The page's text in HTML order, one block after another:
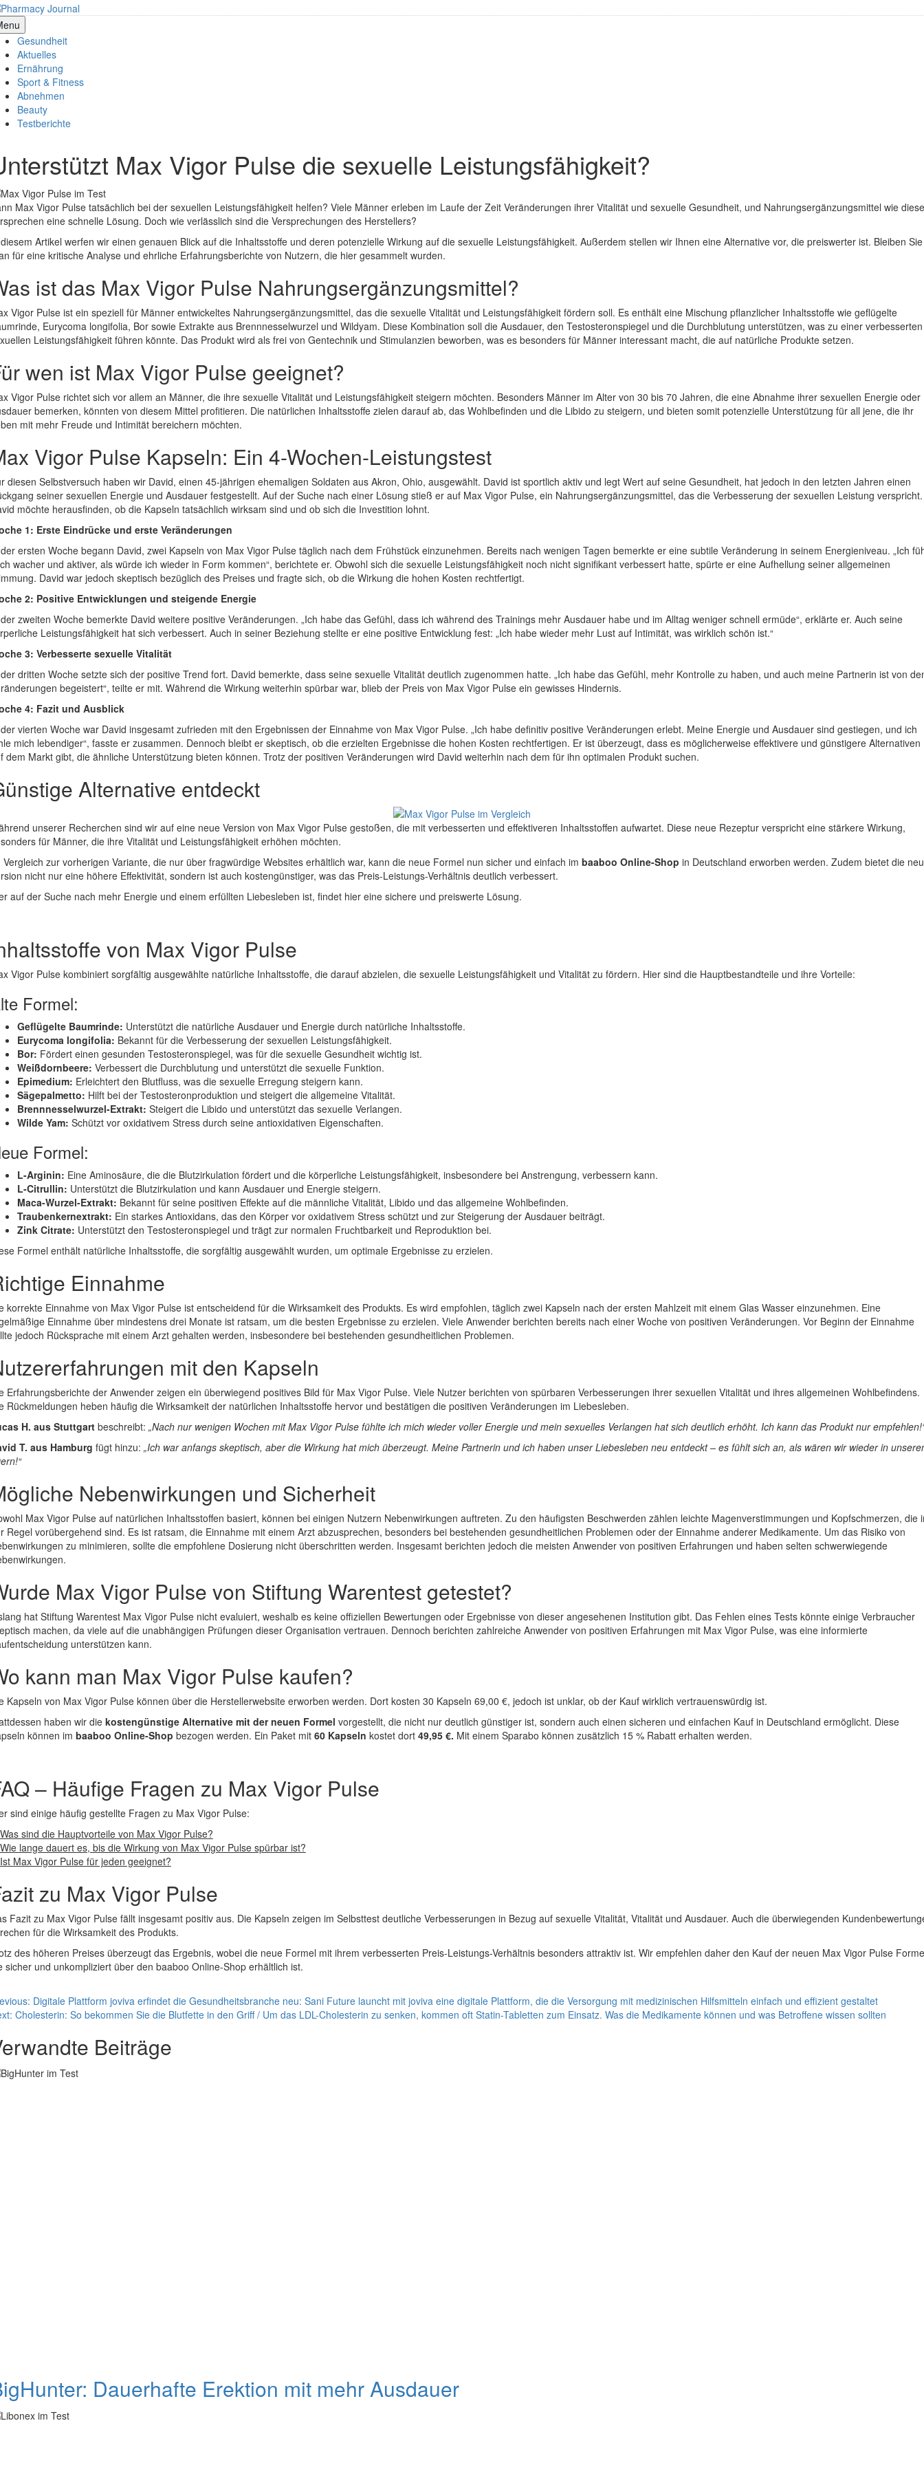
Skip
to
content
Journal
Gesundheit
Aktuelles
Ernährung
Sport & Fitness
Abnehmen
Beauty
Testberichte
Max Vigor Pulse die sexuelle Leistungsfähigkeit?
Max Vigor Pulse tatsächlich bei der sexuellen Leistungsfähigkeit helfen? Viele Männer erleben im Laufe der Zeit Veränderungen ihrer Vitalität und sexuelle Gesundheit, und Nahrungsergänzungsmittel wie
eine schnelle Lösung. Doch wie verlässlich sind die Versprechungen des Herstellers?
Artikel werfen wir einen genauen Blick auf die Inhaltsstoffe und deren potenzielle Wirkung auf die sexuelle Leistungsfähigkeit. Außerdem stellen wir Ihnen eine Alternative vor, die preiswerter ist. Bleiben Sie
für eine kritische Analyse und ehrliche Erfahrungsberichte von Nutzern, die hier gesammelt wurden.
ist das Max Vigor Pulse Nahrungsergänzungsmittel?
Vigor Pulse ist ein speziell für Männer entwickeltes Nahrungsergänzungsmittel, das die sexuelle Vitalität und Leistungsfähigkeit fördern soll. Es enthält eine Mischung pflanzlicher Inhaltsstoffe wie geflügelte
Eurycoma longifolia, Bor sowie Extrakte aus Brennnesselwurzel und Wildyam. Diese Kombination soll die Ausdauer, den Testosteronspiegel und die Durchblutung unterstützen, was zu einer verbesserten
Leistungsfähigkeit führen könnte. Das Produkt wird als frei von Gentechnik und Stimulanzien beworben, was es besonders für Männer interessant macht, die auf natürliche Produkte setzen.
wen ist Max Vigor Pulse geeignet?
Vigor Pulse richtet sich vor allem an Männer, die ihre sexuelle Vitalität und Leistungsfähigkeit steigern möchten. Besonders Männer im Alter von 30 bis 70 Jahren, die eine Abnahme ihrer sexuellen Energie oder
bemerken, könnten von diesem Mittel profitieren. Die natürlichen Inhaltsstoffe zielen darauf ab, das Wohlbefinden und die Libido zu steigern, und bieten somit potenzielle Unterstützung für all jene, die ihr
mit mehr Freude und Intimität bereichern möchten.
Vigor Pulse Kapseln: Ein 4-Wochen-Leistungstest
diesen Selbstversuch haben wir David, einen 45-jährigen ehemaligen Soldaten aus Akron, Ohio, ausgewählt. David ist sportlich aktiv und legt Wert auf seine Gesundheit, hat jedoch in den letzten Jahren einen
seiner sexuellen Energie und Ausdauer festgestellt. Auf der Suche nach einer Lösung stieß er auf Max Vigor Pulse, ein Nahrungsergänzungsmittel, das die Verbesserung der sexuellen Leistung verspricht.
möchte herausfinden, ob die Kapseln tatsächlich wirksam sind und ob sich die Investition lohnt.
1: Erste Eindrücke und erste Veränderungen
ersten Woche begann David, zwei Kapseln von Max Vigor Pulse täglich nach dem Frühstück einzunehmen. Bereits nach wenigen Tagen bemerkte er eine subtile Veränderung in seinem Energieniveau. „Ich
wacher und aktiver, als würde ich wieder in Form kommen“, berichtete er. Obwohl sich die sexuelle Leistungsfähigkeit noch nicht signifikant verbessert hatte, spürte er eine Aufhellung seiner allgemeinen
David war jedoch skeptisch bezüglich des Preises und fragte sich, ob die Wirkung die hohen Kosten rechtfertigt.
2: Positive Entwicklungen und steigende Energie
zweiten Woche bemerkte David weitere positive Veränderungen. „Ich habe das Gefühl, dass ich während des Trainings mehr Ausdauer habe und im Alltag weniger schnell ermüde“, erklärte er. Auch seine
Leistungsfähigkeit hat sich verbessert. Auch in seiner Beziehung stellte er eine positive Entwicklung fest: „Ich habe wieder mehr Lust auf Intimität, was wirklich schön ist.“
3: Verbesserte sexuelle Vitalität
dritten Woche setzte sich der positive Trend fort. David bemerkte, dass seine sexuelle Vitalität deutlich zugenommen hatte. „Ich habe das Gefühl, mehr Kontrolle zu haben, und auch meine Partnerin ist von
begeistert“, teilte er mit. Während die Wirkung weiterhin spürbar war, blieb der Preis von Max Vigor Pulse ein gewisses Hindernis.
4: Fazit und Ausblick
vierten Woche war David insgesamt zufrieden mit den Ergebnissen der Einnahme von Max Vigor Pulse. „Ich habe definitiv positive Veränderungen erlebt. Meine Energie und Ausdauer sind gestiegen, und ich
mich lebendiger“, fasste er zusammen. Dennoch bleibt er skeptisch, ob die erzielten Ergebnisse die hohen Kosten rechtfertigen. Er ist überzeugt, dass es möglicherweise effektivere und günstigere Alternativen
dem Markt gibt, die ähnliche Unterstützung bieten können. Trotz der positiven Veränderungen wird David weiterhin nach dem für ihn optimalen Produkt suchen.
Alternative entdeckt
unserer Recherchen sind wir auf eine neue Version von Max Vigor Pulse gestoßen, die mit verbesserten und effektiveren Inhaltsstoffen aufwartet. Diese neue Rezeptur verspricht eine stärkere Wirkung,
für Männer, die ihre Vitalität und Leistungsfähigkeit erhöhen möchten.
Vergleich zur vorherigen Variante, die nur über fragwürdige Websites erhältlich war, kann die neue Formel nun sicher und einfach im baaboo Online-Shop in Deutschland erworben werden. Zudem bietet die
nicht nur eine höhere Effektivität, sondern ist auch kostengünstiger, was das Preis-Leistungs-Verhältnis deutlich verbessert.
auf der Suche nach mehr Energie und einem erfüllten Liebesleben ist, findet hier eine sichere und preiswerte Lösung.
von Max Vigor Pulse
Vigor Pulse kombiniert sorgfältig ausgewählte natürliche Inhaltsstoffe, die darauf abzielen, die sexuelle Leistungsfähigkeit und Vitalität zu fördern. Hier sind die Hauptbestandteile und ihre Vorteile:
Formel:
Geflügelte Baumrinde: Unterstützt die natürliche Ausdauer und Energie durch natürliche Inhaltsstoffe.
Eurycoma longifolia: Bekannt für die Verbesserung der sexuellen Leistungsfähigkeit.
Bor: Fördert einen gesunden Testosteronspiegel, was für die sexuelle Gesundheit wichtig ist.
Weißdornbeere: Verbessert die Durchblutung und unterstützt die sexuelle Funktion.
Epimedium: Erleichtert den Blutfluss, was die sexuelle Erregung steigern kann.
Sägepalmetto: Hilft bei der Testosteronproduktion und steigert die allgemeine Vitalität.
Brennnesselwurzel-Extrakt: Steigert die Libido und unterstützt das sexuelle Verlangen.
Wilde Yam: Schützt vor oxidativem Stress durch seine antioxidativen Eigenschaften.
Formel:
L-Arginin: Eine Aminosäure, die die Blutzirkulation fördert und die körperliche Leistungsfähigkeit, insbesondere bei Anstrengung, verbessern kann.
L-Citrullin: Unterstützt die Blutzirkulation und kann Ausdauer und Energie steigern.
Maca-Wurzel-Extrakt: Bekannt für seine positiven Effekte auf die männliche Vitalität, Libido und das allgemeine Wohlbefinden.
Traubenkernextrakt: Ein starkes Antioxidans, das den Körper vor oxidativem Stress schützt und zur Steigerung der Ausdauer beiträgt.
Zink Citrate: Unterstützt den Testosteronspiegel und trägt zur normalen Fruchtbarkeit und Reproduktion bei.
Formel enthält natürliche Inhaltsstoffe, die sorgfältig ausgewählt wurden, um optimale Ergebnisse zu erzielen.
Einnahme
korrekte Einnahme von Max Vigor Pulse ist entscheidend für die Wirksamkeit des Produkts. Es wird empfohlen, täglich zwei Kapseln nach der ersten Mahlzeit mit einem Glas Wasser einzunehmen. Eine
Einnahme über mindestens drei Monate ist ratsam, um die besten Ergebnisse zu erzielen. Viele Anwender berichten bereits nach einer Woche von positiven Veränderungen. Vor Beginn der Einnahme
jedoch Rücksprache mit einem Arzt gehalten werden, insbesondere bei bestehenden gesundheitlichen Problemen.
mit den Kapseln
Erfahrungsberichte der Anwender zeigen ein überwiegend positives Bild für Max Vigor Pulse. Viele Nutzer berichten von spürbaren Verbesserungen ihrer sexuellen Vitalität und ihres allgemeinen Wohlbefindens.
Rückmeldungen heben häufig die Wirksamkeit der natürlichen Inhaltsstoffe hervor und bestätigen die positiven Veränderungen im Liebesleben.
H. aus Stuttgart beschreibt: „Nach nur wenigen Wochen mit Max Vigor Pulse fühlte ich mich wieder voller Energie und mein sexuelles Verlangen hat sich deutlich erhöht. Ich kann das Produkt nur
T. aus Hamburg fügt hinzu: „Ich war anfangs skeptisch, aber die Wirkung hat mich überzeugt. Meine Partnerin und ich haben unser Liebesleben neu entdeckt – es fühlt sich an, als wären wir wieder in
Nebenwirkungen und Sicherheit
Max Vigor Pulse auf natürlichen Inhaltsstoffen basiert, können bei einigen Nutzern Nebenwirkungen auftreten. Zu den häufigsten Beschwerden zählen leichte Magenverstimmungen und Kopfschmerzen, die
Regel vorübergehend sind. Es ist ratsam, die Einnahme mit einem Arzt abzusprechen, besonders bei bestehenden gesundheitlichen Problemen oder der Einnahme anderer Medikamente. Um das Risiko von
zu minimieren, sollte die empfohlene Dosierung nicht überschritten werden. Insgesamt berichten jedoch die meisten Anwender von positiven Erfahrungen und haben selten schwerwiegende
Max Vigor Pulse von Stiftung Warentest getestet?
hat Stiftung Warentest Max Vigor Pulse nicht evaluiert, weshalb es keine offiziellen Bewertungen oder Ergebnisse von dieser angesehenen Institution gibt. Das Fehlen eines Tests könnte einige Verbraucher
machen, da viele auf die unabhängigen Prüfungen dieser Organisation vertrauen. Dennoch berichten zahlreiche Anwender von positiven Erfahrungen mit Max Vigor Pulse, was eine informierte
unterstützen kann.
kann man Max Vigor Pulse kaufen?
Kapseln von Max Vigor Pulse können über die Herstellerwebsite erworben werden. Dort kosten 30 Kapseln 69,00 €, jedoch ist unklar, ob der Kauf wirklich vertrauenswürdig ist.
haben wir die kostengünstige Alternative mit der neuen Formel vorgestellt, die nicht nur deutlich günstiger ist, sondern auch einen sicheren und einfachen Kauf in Deutschland ermöglicht. Diese
können im baaboo Online-Shop bezogen werden. Ein Paket mit 60 Kapseln kostet dort 49,95 €. Mit einem Sparabo können zusätzlich 15 % Rabatt erhalten werden.
– Häufige Fragen zu Max Vigor Pulse
sind einige häufig gestellte Fragen zu Max Vigor Pulse:
Was sind die Hauptvorteile von Max Vigor Pulse?
Wie lange dauert es, bis die Wirkung von Max Vigor Pulse spürbar ist?
Ist Max Vigor Pulse für jeden geeignet?
zu Max Vigor Pulse
Fazit zu Max Vigor Pulse fällt insgesamt positiv aus. Die Kapseln zeigen im Selbsttest deutliche Verbesserungen in Bezug auf sexuelle Vitalität, Vitalität und Ausdauer. Auch die überwiegenden
für die Wirksamkeit des Produkts.
des höheren Preises überzeugt das Ergebnis, wobei die neue Formel mit ihrem verbesserten Preis-Leistungs-Verhältnis besonders attraktiv ist. Wir empfehlen daher den Kauf der neuen Max Vigor Pulse
sicher und unkompliziert über den baaboo Online-Shop erhältlich ist.
Digitale Plattform joviva erfindet die Gesundheitsbranche neu: Sani Future launcht mit joviva eine digitale Plattform, die die Versorgung mit medizinischen Hilfsmitteln einfach und effizient gestaltet
Cholesterin: So bekommen Sie die Blutfette in den Griff / Um das LDL-Cholesterin zu senken, kommen oft Statin-Tabletten zum Einsatz. Was die Medikamente können und was Betroffene wissen sollten
Beiträge
Dauerhafte Erektion mit mehr Ausdauer